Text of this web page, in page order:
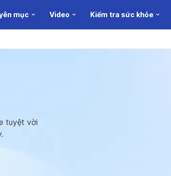
mục Video Kiểm tra sức khỏe
tuyệt vời